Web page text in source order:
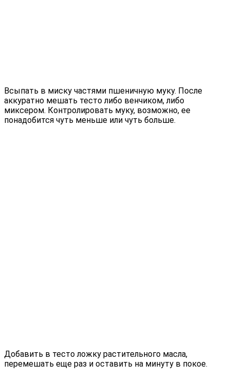
Всыпать в миску частями пшеничную муку. После
аккуратно мешать тесто либо венчиком, либо
миксером. Контролировать муку, возможно, ее
понадобится чуть меньше или чуть больше.
Добавить в тесто ложку растительного масла,
перемешать еще раз и оставить на минуту в покое.